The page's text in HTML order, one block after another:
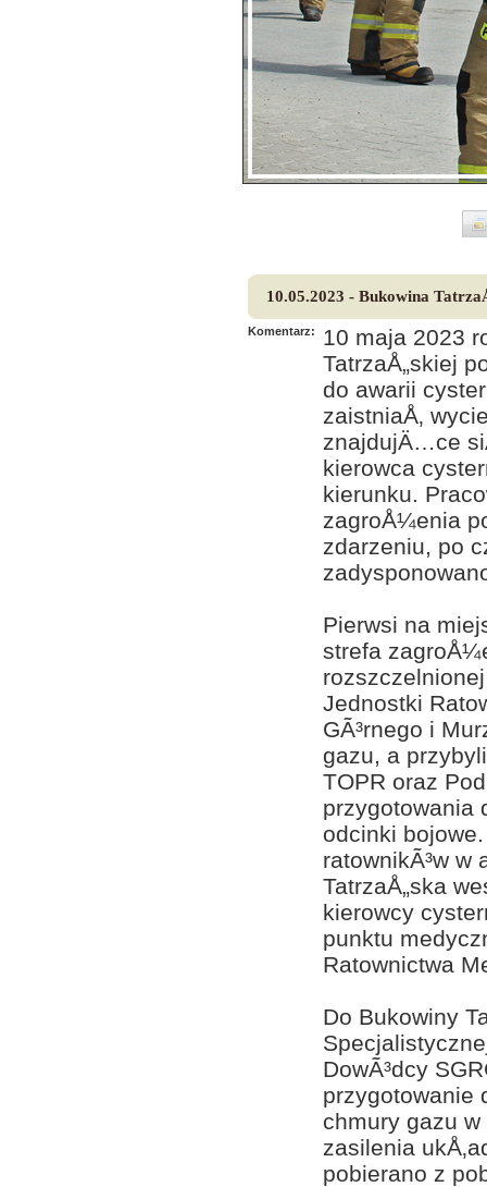
10.05.2023 - Bukowina
Komentarz:
10 maja 2023
TatrzaÅ„skiej
do awarii
zaistniaÅ‚
znajdujÄ…ce
kierowca
kierunku.
zagroÅ¼enia
zdarzeniu, po
Pierwsi na
strefa
Jednostki
GÃ³rnego i
gazu, a
TOPR oraz
przygotowania
odcinki
ratownikÃ³w w
TatrzaÅ„ska
kierowcy
punktu
Ratownictwa
Do Bukowiny
DowÃ³dcy
przygotowanie
chmury gazu
zasilenia
pobierano z